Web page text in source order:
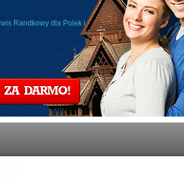
Randkowy dla Polek i
ZA DARMO!